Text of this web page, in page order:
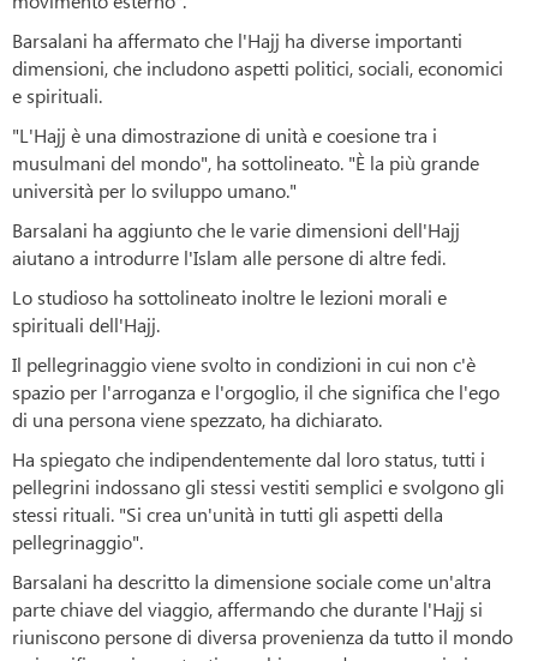
Barsalani ha affermato che l'Hajj ha diverse importanti
dimensioni, che includono aspetti politici, sociali, economici
e spirituali.
"L'Hajj è una dimostrazione di unità e coesione tra i
musulmani del mondo", ha sottolineato. "È la più grande
università per lo sviluppo umano."
Barsalani ha aggiunto che le varie dimensioni dell'Hajj
aiutano a introdurre l'Islam alle persone di altre fedi.
Lo studioso ha sottolineato inoltre le lezioni morali e
spirituali dell'Hajj.
Il pellegrinaggio viene svolto in condizioni in cui non c'è
spazio per l'arroganza e l'orgoglio, il che significa che l'ego
di una persona viene spezzato, ha dichiarato.
Ha spiegato che indipendentemente dal loro status, tutti i
pellegrini indossano gli stessi vestiti semplici e svolgono gli
stessi rituali. "Si crea un'unità in tutti gli aspetti della
pellegrinaggio".
Barsalani ha descritto la dimensione sociale come un'altra
parte chiave del viaggio, affermando che durante l'Hajj si
riuniscono persone di diversa provenienza da tutto il mondo